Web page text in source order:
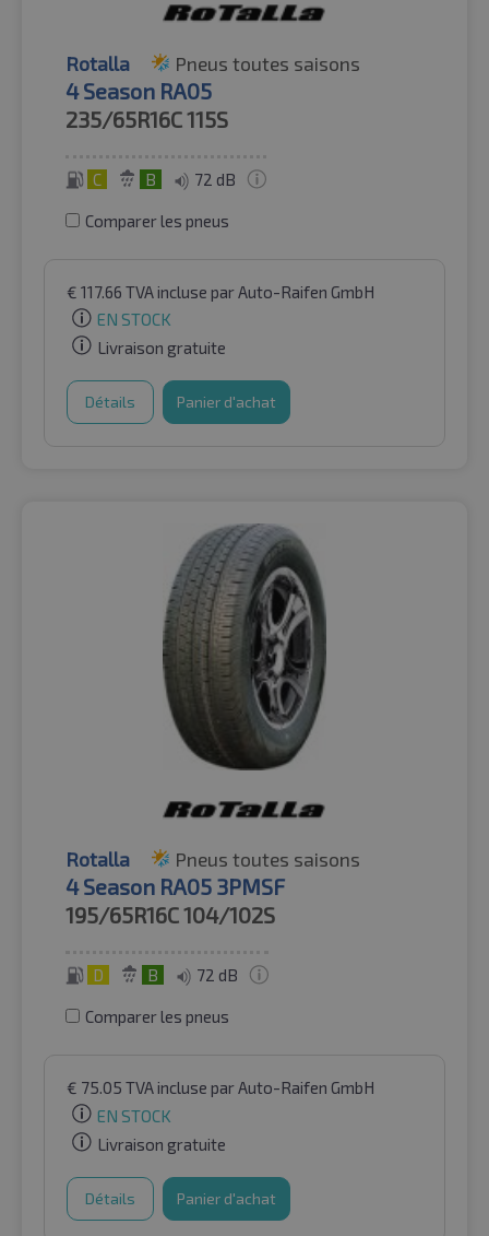
Rotalla Pneus toutes saisons
4 Season RA05
235/65R16C115S
C B 72 dB
Comparer les pneus
€ 117.66 TVA incluse par Auto-Raifen GmbH
EN STOCK
Livraison gratuite
Détails Panier d'achat
Rotalla Pneus toutes saisons
4 Season RA05 3PMSF
195/65R16C104/102S
D B 72 dB
Comparer les pneus
€ 75.05 TVA incluse par Auto-Raifen GmbH
EN STOCK
Livraison gratuite
Détails Panier d'achat